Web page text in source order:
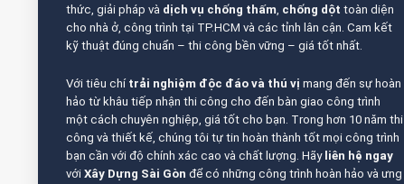
thức, giải pháp và dịch vụ chống thấm, chống dột toàn diện
cho nhà ở, công trình tại TP.HCM và các tỉnh lân cận. Cam kết
kỹ thuật đúng chuẩn – thi công bền vững – giá tốt nhất.
Với tiêu chí trải nghiệm độc đáo và thú vị mang đến sự hoàn
hảo từ khâu tiếp nhận thi công cho đến bàn giao công trình
một cách chuyên nghiệp, giá tốt cho bạn. Trong hơn 10 năm thi
công và thiết kế, chúng tôi tự tin hoàn thành tốt mọi công trình
bạn cần với độ chính xác cao và chất lượng. Hãy liên hệ ngay
với Xây Dựng Sài Gòn để có những công trình hoàn hảo và ưng